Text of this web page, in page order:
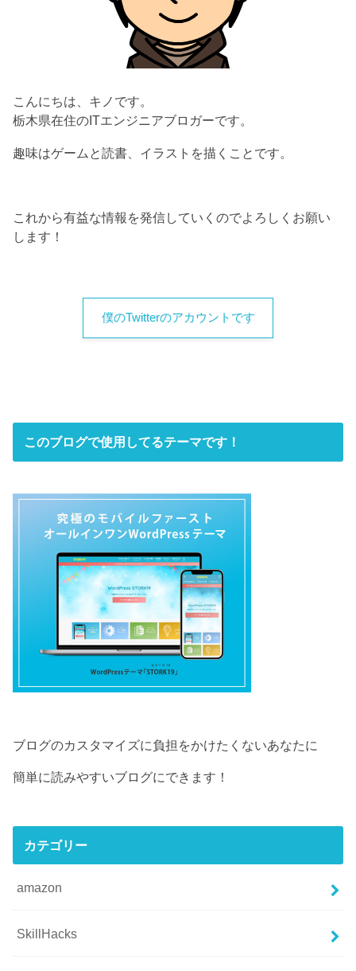
こんにちは、キノです。
栃木県在住のITエンジニアブロガーです。
趣味はゲームと読書、イラストを描くことです。
これから有益な情報を発信していくのでよろしくお願い
します！
僕のTwitterのアカウントです
このブログで使用してるテーマです！
ブログのカスタマイズに負担をかけたくないあなたに
簡単に読みやすいブログにできます！
カテゴリー
amazon
SkillHacks